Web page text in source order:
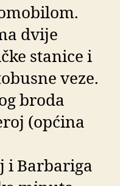
dvije
stanice i
veze.
broda
(općina
i Barbariga